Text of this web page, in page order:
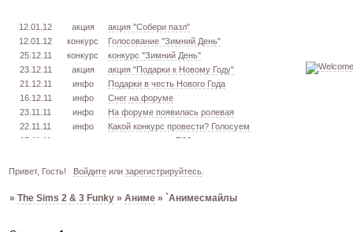
12.01.12 акция
акция "Собери пазл"
12.01.12
конкурс
Голосование "Зимний День"
25.12.11
конкурс
конкурс "Зимний День"
23.12.11
акция
акция "Подарки к Новому Году"
21.12.11
инфо
Подарки в честь Нового Года
16.12.11
инфо
Снег на форуме
23.11.11
инфо
На форуме появилась ролевая
22.11.11
инфо
Какой конкурс провести? Голосуем
17.11.11
извлекаем меш. TS3
15.11.11
урок
создаём свою обувь! TS3
03.10.11
инфо
город из GTA VC в игре TS3
Привет, Гость! Войдитеили зарегистрируйтесь.
»The Sims 2 & 3 Funky »Аниме » `Анимесмайлы